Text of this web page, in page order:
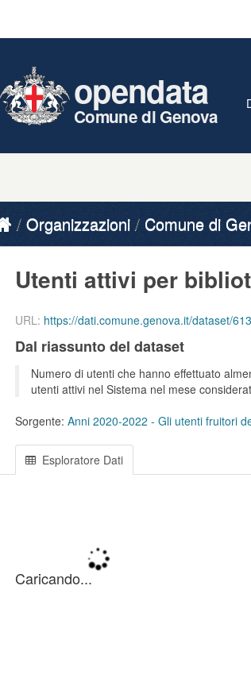
opendata
Comune di Genova
Organizzazioni Comune di
Utenti attivi per
URL: https://dati.comune.genova.it/dataset/6132a8cd-7549-
Dal riassunto del dataset
Numero di utenti che hanno effettuato
utenti attivi nel Sistema nel mese
Sorgente: Anni 2020-2022 - Gli utenti fruitori
Esploratore Dati